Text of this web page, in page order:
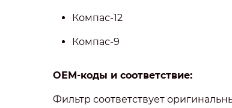
Компас-12
Компас-9
OEM-коды и соответствие:
Фильтр соответствует